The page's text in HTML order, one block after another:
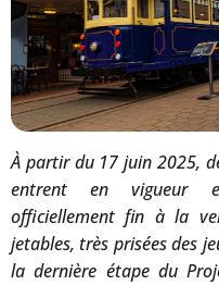
À partir du 17 juin 2025,
entrent en vigueur
officiellement fin à la
jetables, très prisées des
la dernière étape du